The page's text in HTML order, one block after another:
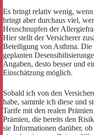
Es bringt relativ wenig,
bringt aber durchaus viel,
Heuschnupfen der
Hier stellt der Versicherer
Beteiligung von Asthma. Die
geplanten
Angaben, desto besser und
Einschätzung möglich.
Sobald ich von den
habe, sammle ich diese und
Tarife mit den realen
Prämien, die bereits den
sie Informationen darüber,